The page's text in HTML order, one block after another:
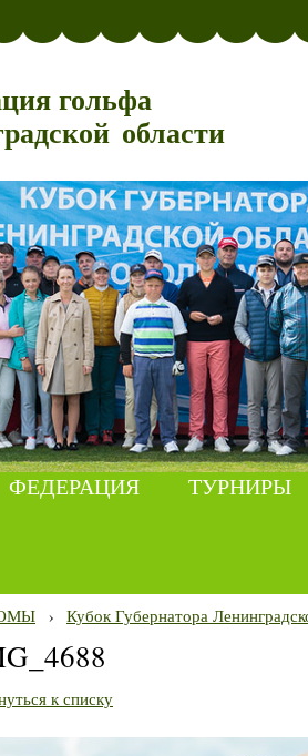
гольфа
области
ФЕДЕРАЦИЯ ТУРНИРЫ
› Кубок Губернатора
к списку